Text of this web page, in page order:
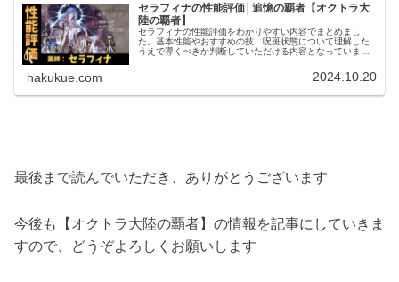
セラフィナの性能評価│追憶の覇者【オクトラ大
陸の覇者】
セラフィナの性能評価をわかりやすい内容でまとめまし
た。基本性能やおすすめの技、呪斑状態について理解した
うえで導くべきか判断していただける内容となっていま
hakukue.com 2024.10.20
最後まで読んでいただき、ありがとうございます
今後も【オクトラ大陸の覇者】の情報を記事にしていきま
すので、どうぞよろしくお願いします